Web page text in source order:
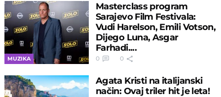
MUZIKA
Masterclass program
Sarajevo Film Festivala:
Vudi Harelson, Emili Votson,
Dijego Luna, Asgar
Farhadi....
0 0
Agata Kristi na italijanski
način: Ovaj triler hit je leta!